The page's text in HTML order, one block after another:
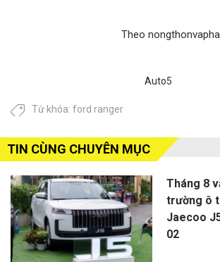
Theo
Auto5
Từ khóa: ford ranger
TIN CÙNG CHUYÊN MỤC
Tháng 8
trường ô
Jaecoo
02